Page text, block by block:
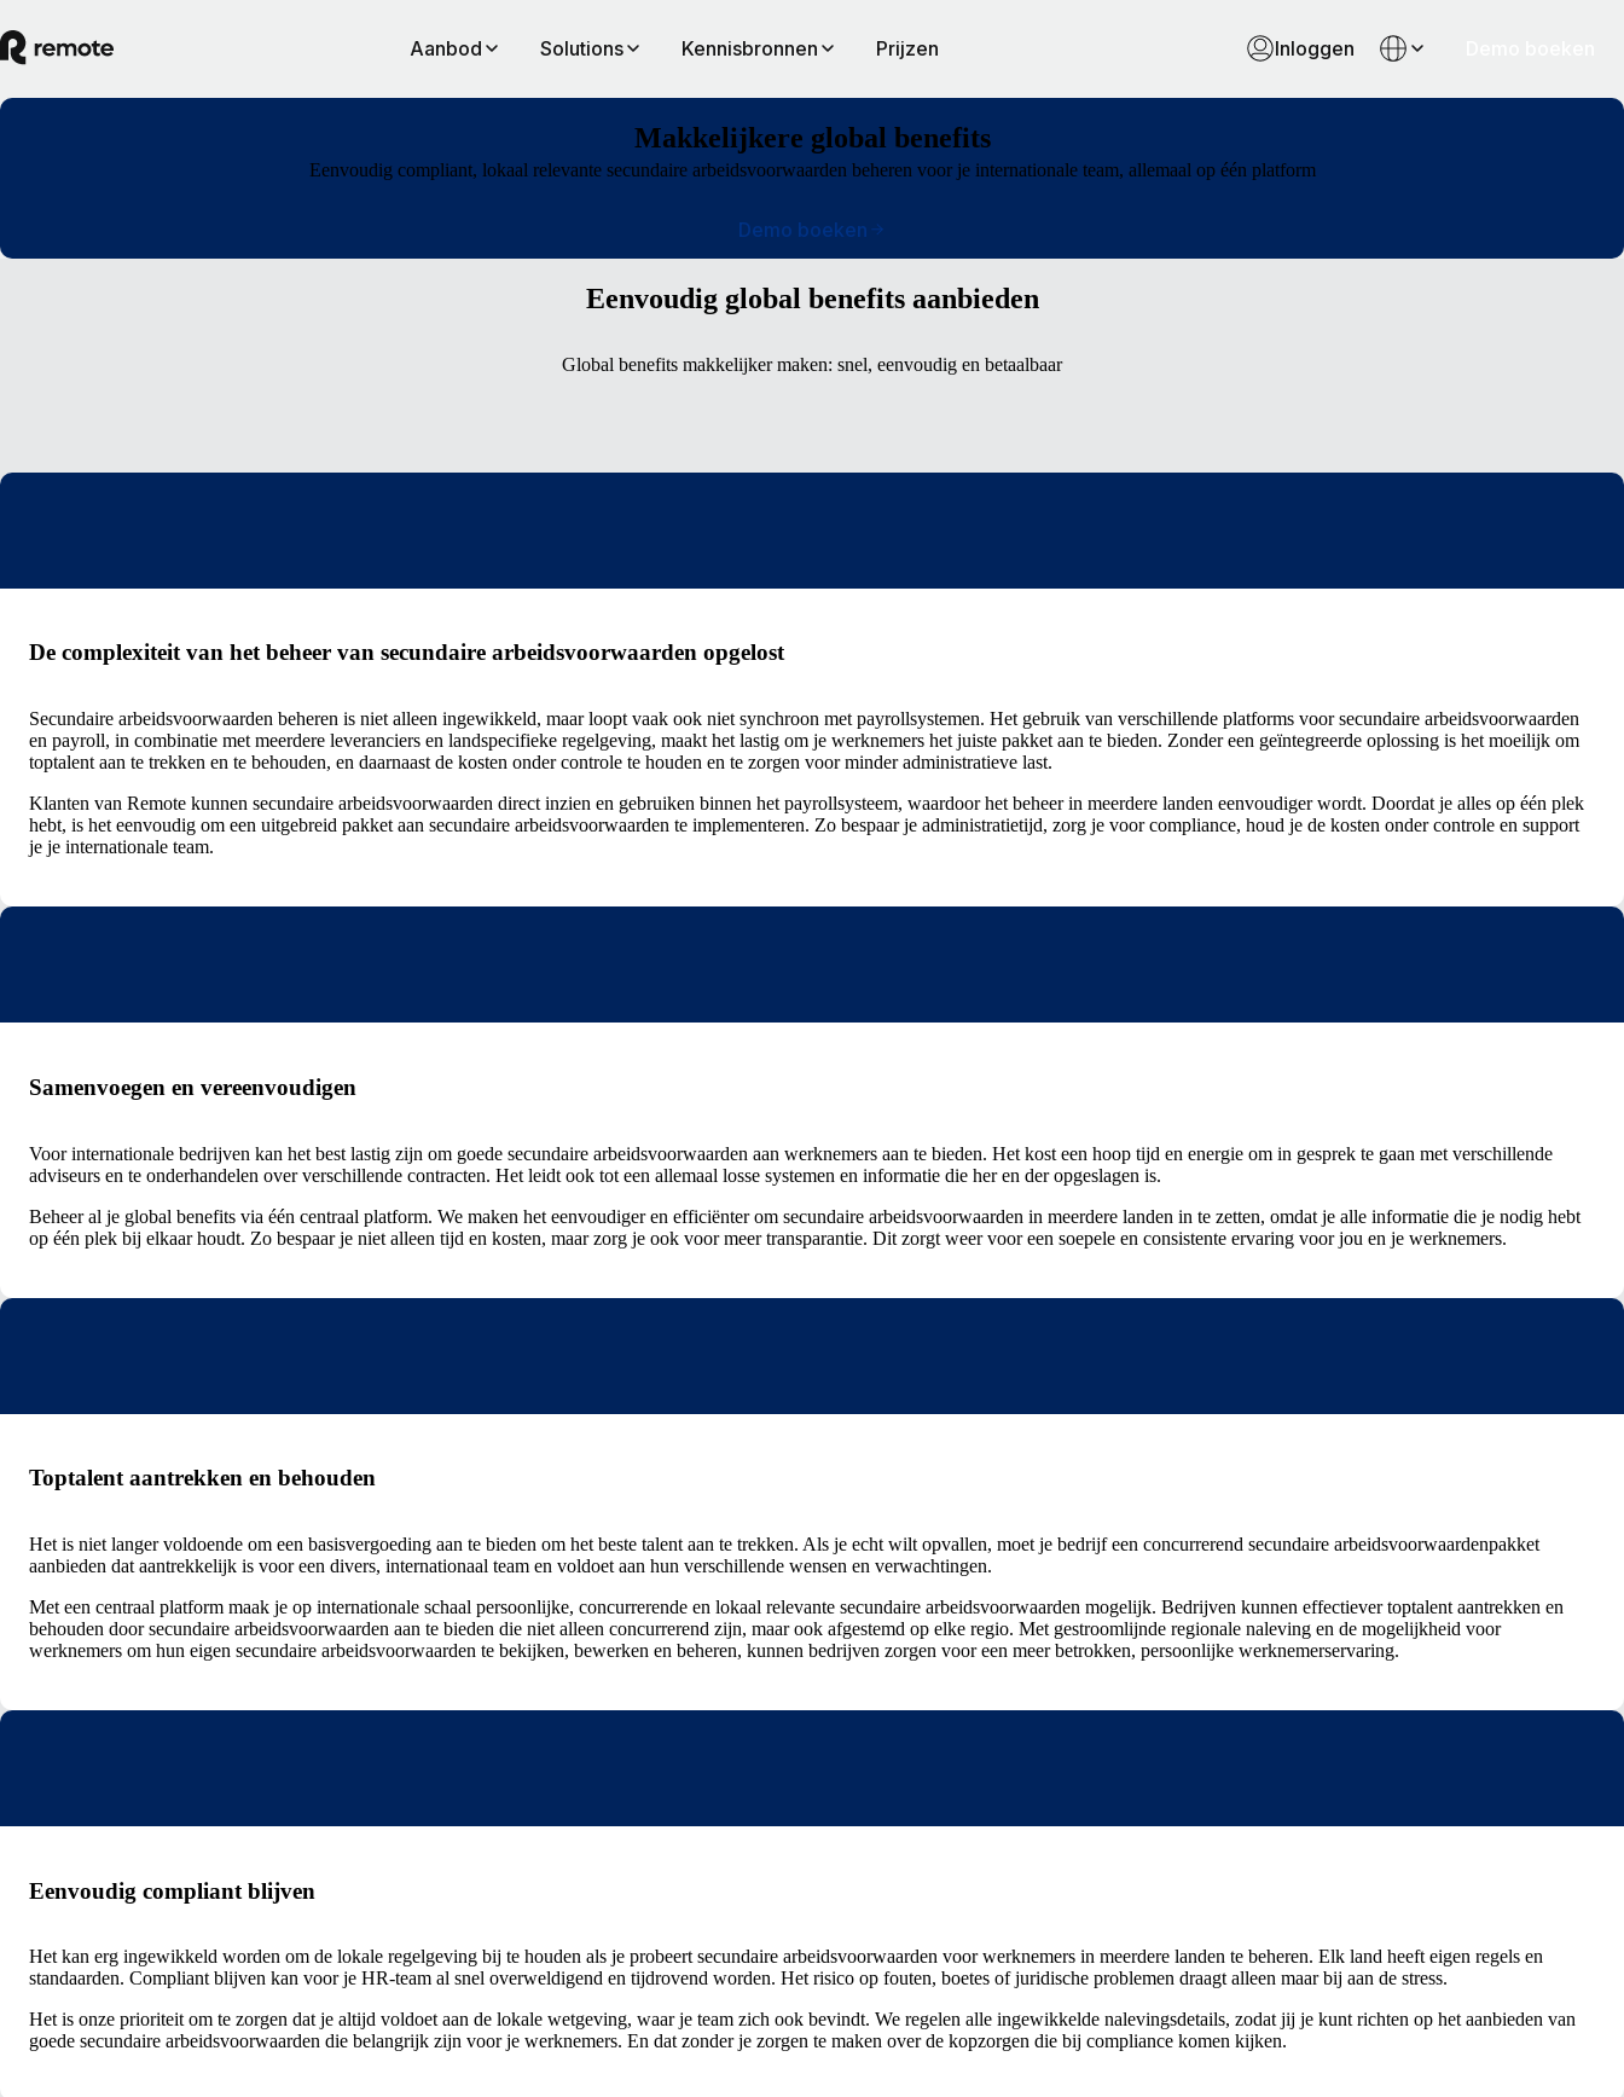
Aanbod Solutions Kennisbronnen Prijzen Inloggen
Makkelijkere global benefits
Eenvoudig compliant, lokaal relevante secundaire arbeidsvoorwaarden beheren voor je internationale team, allemaal op één platform
Demo boeken
Eenvoudig global benefits aanbieden
Global benefits makkelijker maken: snel, eenvoudig en betaalbaar
De complexiteit van het beheer van secundaire arbeidsvoorwaarden opgelost
Secundaire arbeidsvoorwaarden beheren is niet alleen ingewikkeld, maar loopt vaak ook niet synchroon met payrollsystemen. Het gebruik van verschillende platforms voor secundaire arbeidsvoorwaarden
en payroll, in combinatie met meerdere leveranciers en landspecifieke regelgeving, maakt het lastig om je werknemers het juiste pakket aan te bieden. Zonder een geïntegreerde oplossing is het moeilijk om
toptalent aan te trekken en te behouden, en daarnaast de kosten onder controle te houden en te zorgen voor minder administratieve last.
Klanten van Remote kunnen secundaire arbeidsvoorwaarden direct inzien en gebruiken binnen het payrollsysteem, waardoor het beheer in meerdere landen eenvoudiger wordt. Doordat je alles op één plek
hebt, is het eenvoudig om een uitgebreid pakket aan secundaire arbeidsvoorwaarden te implementeren. Zo bespaar je administratietijd, zorg je voor compliance, houd je de kosten onder controle en support
je je internationale team.
Samenvoegen en vereenvoudigen
Voor internationale bedrijven kan het best lastig zijn om goede secundaire arbeidsvoorwaarden aan werknemers aan te bieden. Het kost een hoop tijd en energie om in gesprek te gaan met verschillende
adviseurs en te onderhandelen over verschillende contracten. Het leidt ook tot een allemaal losse systemen en informatie die her en der opgeslagen is.
Beheer al je global benefits via één centraal platform. We maken het eenvoudiger en efficiënter om secundaire arbeidsvoorwaarden in meerdere landen in te zetten, omdat je alle informatie die je nodig hebt
op één plek bij elkaar houdt. Zo bespaar je niet alleen tijd en kosten, maar zorg je ook voor meer transparantie. Dit zorgt weer voor een soepele en consistente ervaring voor jou en je werknemers.
Toptalent aantrekken en behouden
Het is niet langer voldoende om een basisvergoeding aan te bieden om het beste talent aan te trekken. Als je echt wilt opvallen, moet je bedrijf een concurrerend secundaire arbeidsvoorwaardenpakket
aanbieden dat aantrekkelijk is voor een divers, internationaal team en voldoet aan hun verschillende wensen en verwachtingen.
Met een centraal platform maak je op internationale schaal persoonlijke, concurrerende en lokaal relevante secundaire arbeidsvoorwaarden mogelijk. Bedrijven kunnen effectiever toptalent aantrekken en
behouden door secundaire arbeidsvoorwaarden aan te bieden die niet alleen concurrerend zijn, maar ook afgestemd op elke regio. Met gestroomlijnde regionale naleving en de mogelijkheid voor
werknemers om hun eigen secundaire arbeidsvoorwaarden te bekijken, bewerken en beheren, kunnen bedrijven zorgen voor een meer betrokken, persoonlijke werknemerservaring.
Eenvoudig compliant blijven
Het kan erg ingewikkeld worden om de lokale regelgeving bij te houden als je probeert secundaire arbeidsvoorwaarden voor werknemers in meerdere landen te beheren. Elk land heeft eigen regels en
standaarden. Compliant blijven kan voor je HR-team al snel overweldigend en tijdrovend worden. Het risico op fouten, boetes of juridische problemen draagt alleen maar bij aan de stress.
Het is onze prioriteit om te zorgen dat je altijd voldoet aan de lokale wetgeving, waar je team zich ook bevindt. We regelen alle ingewikkelde nalevingsdetails, zodat jij je kunt richten op het aanbieden van
goede secundaire arbeidsvoorwaarden die belangrijk zijn voor je werknemers. En dat zonder je zorgen te maken over de kopzorgen die bij compliance komen kijken.